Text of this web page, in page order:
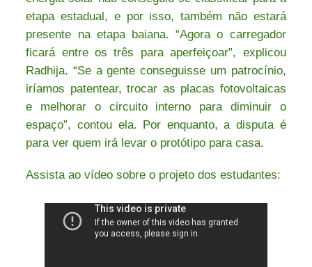
etapa estadual, e por isso, também não estará
presente na etapa baiana. “Agora o carregador
ficará entre os três para aperfeiçoar”, explicou
Radhija. “Se a gente conseguisse um patrocínio,
iríamos patentear, trocar as placas fotovoltaicas
e melhorar o circuito interno para diminuir o
espaço”, contou ela. Por enquanto, a disputa é
para ver quem irá levar o protótipo para casa.
Assista ao vídeo sobre o projeto dos estudantes: